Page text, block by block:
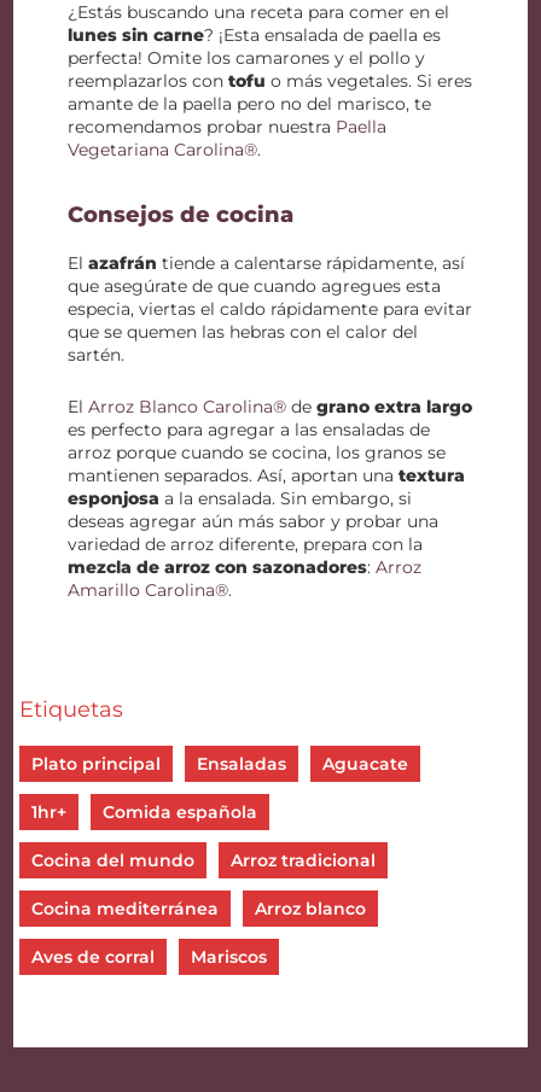
¿Estás buscando una receta para comer en el
lunes sin carne? ¡Esta ensalada de paella es
perfecta! Omite los camarones y el pollo y
reemplazarlos contofu o más vegetales. Si eres
amante de la paella pero no del marisco, te
recomendamos probar nuestra Paella
Vegetariana Carolina®.
Consejos de cocina
Elazafrán tiende a calentarse rápidamente, así
que asegúrate de que cuando agregues esta
especia, viertas el caldo rápidamente para evitar
que se quemen las hebras con el calor del
sartén.
ElArroz Blanco Carolina® degrano extra largo
es perfecto para agregar a las ensaladas de
arroz porque cuando se cocina, los granos se
mantienen separados. Así, aportan unatextura
esponjosa a la ensalada. Sin embargo, si
deseas agregar aún más sabor y probar una
variedad de arroz diferente, prepara con la
mezcla de arroz con sazonadores:Arroz
Amarillo Carolina®.
Etiquetas
Plato principal Ensaladas Aguacate
1hr+ Comida española
Cocina del mundo Arroz tradicional
Cocina mediterránea Arroz blanco
Aves de corral Mariscos